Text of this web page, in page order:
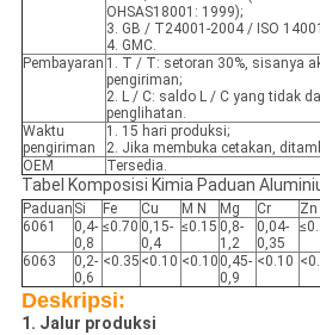
OHSAS18001: 1999);
3. GB / T24001-2004 / ISO
4. GMC.
Pembayaran 1. T / T: setoran 30%, sisanya
pengiriman;
2. L / C: saldo L / C yang tidak
penglihatan.
Waktu
pengiriman
1. 15 hari produksi;
2. Jika membuka cetakan,
OEM
Tersedia.
Tabel Komposisi Kimia Paduan
Paduan Si Fe Cu M N Mg Cr Zn
6061
0,4-
0,8
≤0.70 0,15-
0,4
≤0.15 0,8-
1,2
0,04-
0,35
6063
0,2-
0,6
<0.35 <0.10 <0.10 0,45-
0,9
<0.10
Deskripsi:
1. Jalur produksi